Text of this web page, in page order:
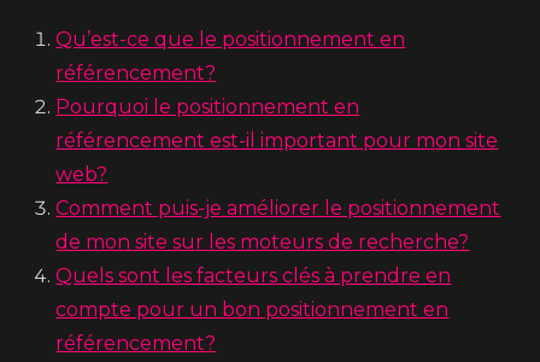
Qu’est-ce que le positionnement en
référencement?
Pourquoi le positionnement en
référencement est-il important pour mon site
web?
Comment puis-je améliorer le positionnement
de mon site sur les moteurs de recherche?
Quels sont les facteurs clés à prendre en
compte pour un bon positionnement en
référencement?